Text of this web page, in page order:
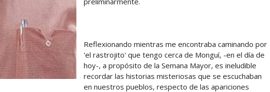
Reflexionando mientras me encontraba caminando por
'el rastrojito' que tengo cerca de Monguí, -en el día de
hoy-, a propósito de la Semana Mayor, es ineludible
recordar las historias misteriosas que se escuchaban
en nuestros pueblos, respecto de las apariciones